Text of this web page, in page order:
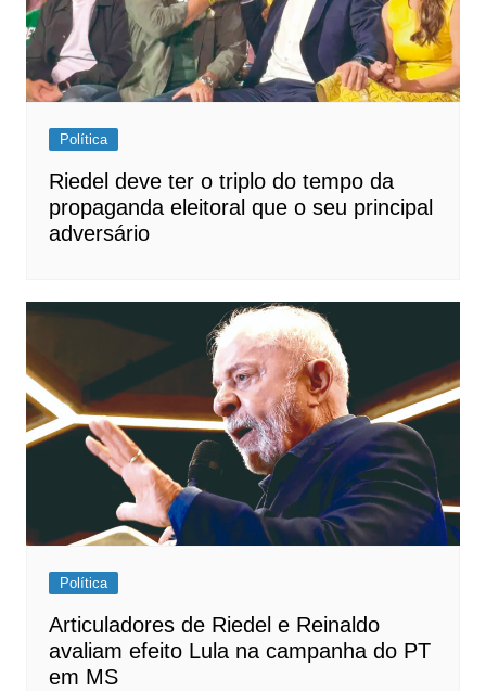
Política
Riedel deve ter o triplo do tempo da
propaganda eleitoral que o seu principal
adversário
Política
Articuladores de Riedel e Reinaldo
avaliam efeito Lula na campanha do PT
em MS